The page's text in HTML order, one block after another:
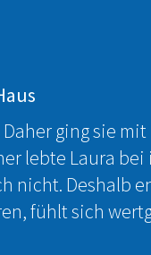
ging sie
lebte Laura
nicht. Deshalb
fühlt sich